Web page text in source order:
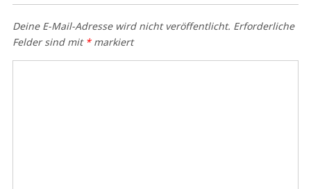
Deine E-Mail-Adresse wird nicht veröffentlicht. Erforderliche
Felder sind mit *markiert